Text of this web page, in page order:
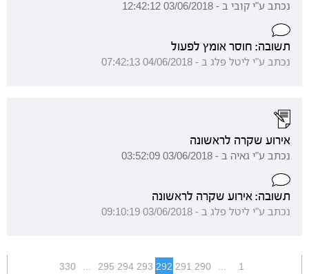
נכתב ע"י קובי ב - 03/06/2018 12:42:12
תשובה: חוסר אומץ לפעול
נכתב ע"י ליטל פלג ב - 04/06/2018 07:42:13
אירוע שקרה לראשונה
נכתב ע"י גאיה ב - 03/06/2018 03:52:09
תשובה: אירוע שקרה לראשונה
נכתב ע"י ליטל פלג ב - 03/06/2018 09:10:19
1
...
290
291
292
293
294
295
...
330